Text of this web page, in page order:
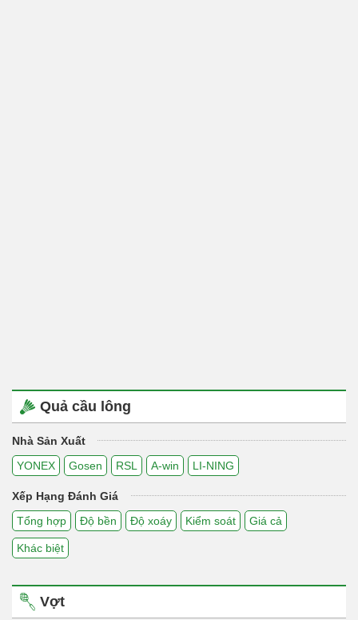
Quả cầu lông
Nhà Sản Xuất
YONEX
Gosen RSL A-win LI-NING
Xếp Hạng Đánh Giá
Tổng hợp
Độ bền Độ xoáy Kiểm soát Giá cả
Khác biệt
Vợt